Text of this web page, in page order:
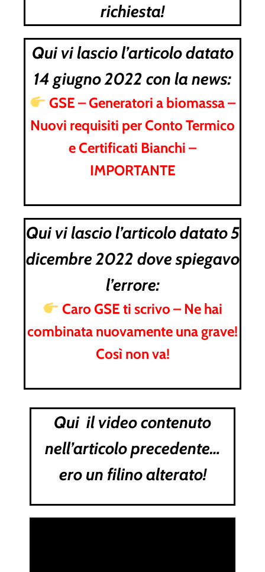
richiesta!
Qui vi lascio l’articolo datato
14 giugno 2022 con la news:
GSE – Generatori a biomassa –
Nuovi requisiti per Conto Termico
e Certificati Bianchi –
IMPORTANTE
Qui vi lascio l’articolo datato 5
dicembre 2022 dove spiegavo
l’errore:
Caro GSE ti scrivo – Ne hai
combinata nuovamente una grave!
Così non va!
Qui il video contenuto
nell’articolo precedente…
ero un filino alterato!